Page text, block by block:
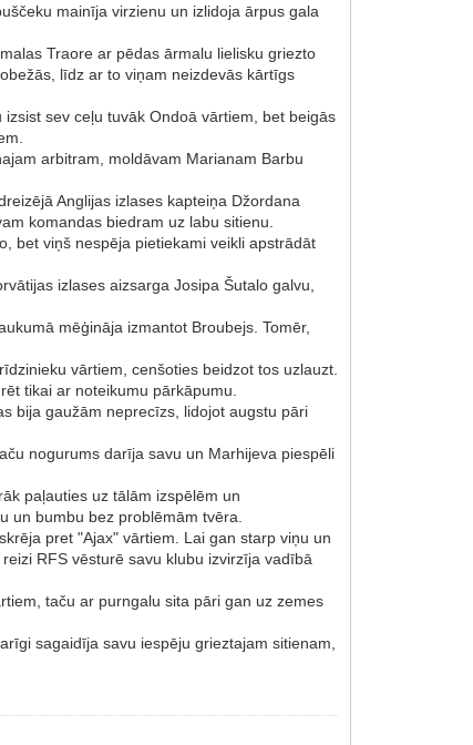
mainīja virzienu un izlidoja ārpus gala
Traore ar pēdas ārmalu lielisku griezto
līdz ar to viņam neizdevās kārtīgs
sev ceļu tuvāk Ondoā vārtiem, bet beigās
arbitram, moldāvam Marianam Barbu
Anglijas izlases kapteiņa Džordana
komandas biedram uz labu sitienu.
bet viņš nespēja pietiekami veikli apstrādāt
izlases aizsarga Josipa Šutalo galvu,
mēģināja izmantot Broubejs. Tomēr,
vārtiem, cenšoties beidzot tos uzlauzt.
tikai ar noteikumu pārkāpumu.
bija gaužām neprecīzs, lidojot augstu pāri
nogurums darīja savu un Marhijeva piespēli
paļauties uz tālām izspēlēm un
un bumbu bez problēmām tvēra.
pret "Ajax" vārtiem. Lai gan starp viņu un
RFS vēsturē savu klubu izvirzīja vadībā
taču ar purngalu sita pāri gan uz zemes
sagaidīja savu iespēju grieztajam sitienam,